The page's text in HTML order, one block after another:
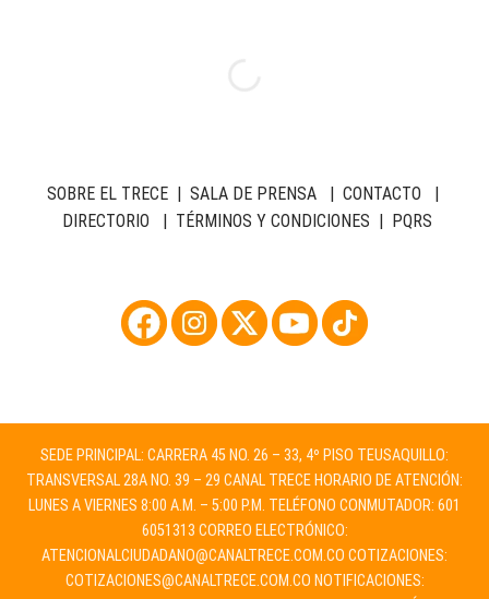
SOBRE EL TRECE| SALA DE PRENSA| CONTACTO |
DIRECTORIO | TÉRMINOS Y CONDICIONES | PQRS
SEDE PRINCIPAL: CARRERA 45 NO. 26 – 33, 4º PISO TEUSAQUILLO:
TRANSVERSAL 28A NO. 39 – 29 CANAL TRECE HORARIO DE ATENCIÓN:
LUNES A VIERNES 8:00 A.M. – 5:00 P.M. TELÉFONO CONMUTADOR: 601
6051313 CORREO ELECTRÓNICO:
ATENCIONALCIUDADANO@CANALTRECE.COM.CO COTIZACIONES:
COTIZACIONES@CANALTRECE.COM.CO NOTIFICACIONES: